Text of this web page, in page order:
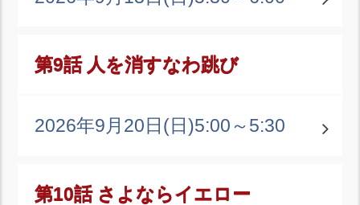
第9話 人を消すなわ跳び
2026年9月20日(日)5:00～5:30
第10話 さよならイエロー